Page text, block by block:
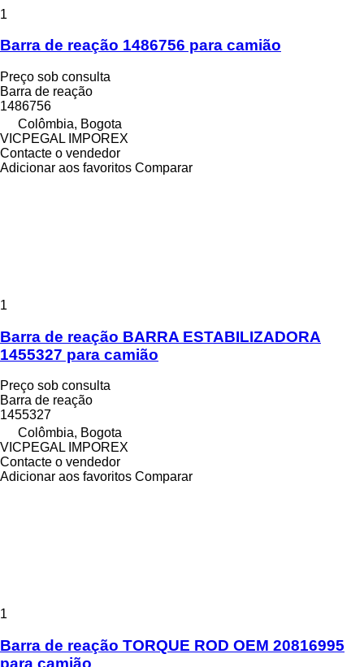
1
Barra de reação 1486756 para camião
Preço sob consulta
Barra de reação
1486756
Colômbia, Bogota
VICPEGAL IMPOREX
Contacte o vendedor
Adicionar aos favoritos Comparar
1
Barra de reação BARRA ESTABILIZADORA
1455327 para camião
Preço sob consulta
Barra de reação
1455327
Colômbia, Bogota
VICPEGAL IMPOREX
Contacte o vendedor
Adicionar aos favoritos Comparar
1
Barra de reação TORQUE ROD OEM 20816995
para camião